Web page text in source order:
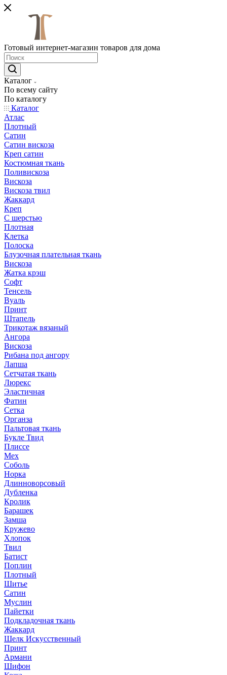
Готовый интернет-магазин товаров для дома
Каталог
По всему сайту
По каталогу
Каталог
Атлас
Плотный
Сатин
Сатин вискоза
Креп сатин
Костюмная ткань
Поливискоза
Вискоза
Вискоза твил
Жаккард
Креп
С шерстью
Плотная
Клетка
Полоска
Блузочная плательная ткань
Вискоза
Жатка крэш
Софт
Тенсель
Вуаль
Принт
Штапель
Трикотаж вязаный
Ангора
Вискоза
Рибана под ангору
Лапша
Сетчатая ткань
Люрекс
Эластичная
Фатин
Сетка
Органза
Пальтовая ткань
Букле Твид
Плиссе
Мех
Соболь
Норка
Длинноворсовый
Дубленка
Кролик
Барашек
Замша
Кружево
Хлопок
Твил
Батист
Поплин
Плотный
Шитье
Сатин
Муслин
Пайетки
Подкладочная ткань
Жаккард
Шелк Искусственный
Принт
Армани
Шифон